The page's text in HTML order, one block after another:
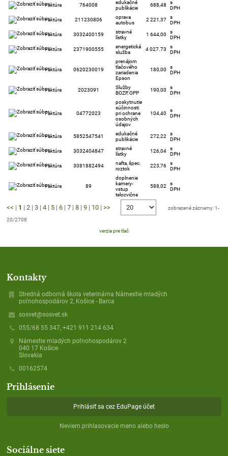
Faktúra 764008
edukačné
publikácie
688,48
s
DPH
Faktúra 211230806
oprava
autobus
2 221,37
s
DPH
Faktúra 3032400159
stravné
lístky
1 644,00
s
DPH
Faktúra 2371900555
energetická
služba
4 027.73
s
DPH
Faktúra 0620230019
prenájom
tlačového
zariadenia
Epson
180,00
s
DPH
Faktúra 2023091
Služby
BOZP, OPP
190,00
s
DPH
Faktúra 04772023
poskytnutie
súčinnosti
pri ochrane
osobných
údajov
104,40
s
DPH
Faktúra 5852547541
edukačné
publikácie
272,22
s
DPH
Faktúra 3032404847
stravné
lístky
126,04
s
DPH
Faktúra 3081882494
nafta, špec.
roztok
223,76
s
DPH
Faktúra 89
doplnenie
kamery-
vstup
telocvične
588,02
s
DPH
<< | 1 |2 |3 |4 | 5 |6 |7 |8 |9 | 10 |>> zobrazené záznamy: 1-
20/2708
verzia pre tlač
Kontakty
Stredná odborná škola veterinárna Námestie mladých
poľnohospodárov 2, Košice - Barca
sosvet@sosvet.sk
055/68 55 347, +421 911 214 634
Námestie mladých poľnohospodárov 2
040 17 Košice
Slovakia
00162574
Prihlásenie
Prihlásiť sa cez EduPage účet
Neviem prihlasovacie meno alebo heslo
Sociálne siete